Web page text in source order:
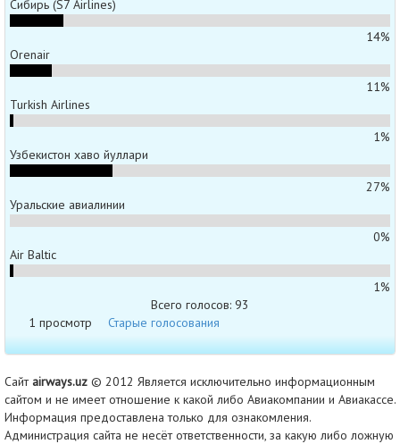
Сибирь (S7 Airlines)
14%
Orenair
11%
Turkish Airlines
1%
Узбекистон хаво йуллари
27%
Уральские авиалинии
0%
Air Baltic
1%
Всего голосов: 93
1 просмотр
Старые голосования
Сайтairways.uz © 2012 Является исключительно информационным
сайтом и не имеет отношение к какой либо Авиакомпании и Авиакассе.
Информация предоставлена только для ознакомления.
Администрация сайта не несёт ответственности, за какую либо ложную